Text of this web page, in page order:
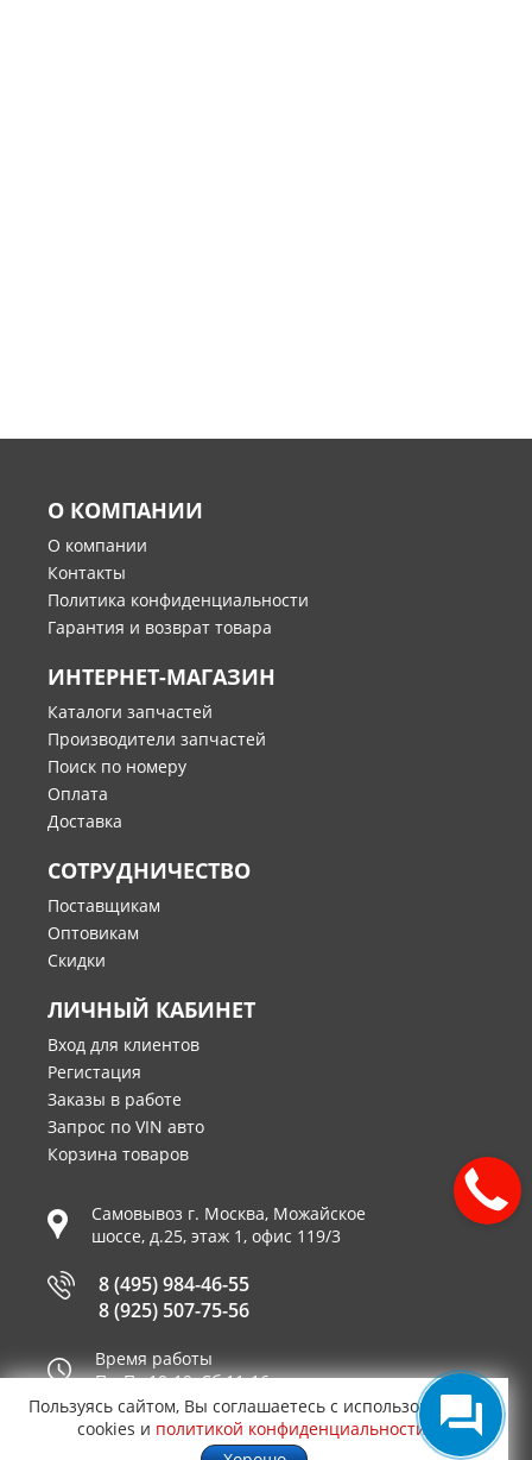
О КОМПАНИИ
О компании
Контакты
Политика конфиденциальности
Гарантия и возврат товара
ИНТЕРНЕТ-МАГАЗИН
Каталоги запчастей
Производители запчастей
Поиск по номеру
Оплата
Доставка
СОТРУДНИЧЕСТВО
Поставщикам
Оптовикам
Скидки
ЛИЧНЫЙ КАБИНЕТ
Вход для клиентов
Регистация
Заказы в работе
Запрос по VIN авто
Корзина товаров
Самовывоз г. Москва, Можайское
шоссе, д.25, этаж 1, офис 119/3
8 (495) 984-46-55
8 (925) 507-75-56
Время работы
Пн-Пт 10-19, Сб 11-16
Принимаем к оплате
Пользуясь сайтом, Вы соглашаетесь с использованием
cookies и политикой конфиденциальности